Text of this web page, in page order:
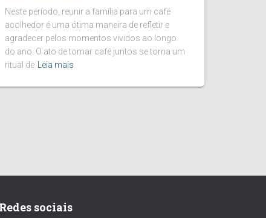
Neste período, reunir a família para um café
acolhedor é uma ótima maneira de refletir e
agradecer pelos momentos vividos ao longo
do ano. O ato de tomar café juntos se torna um
ritual de
Leia mais
Redes sociais